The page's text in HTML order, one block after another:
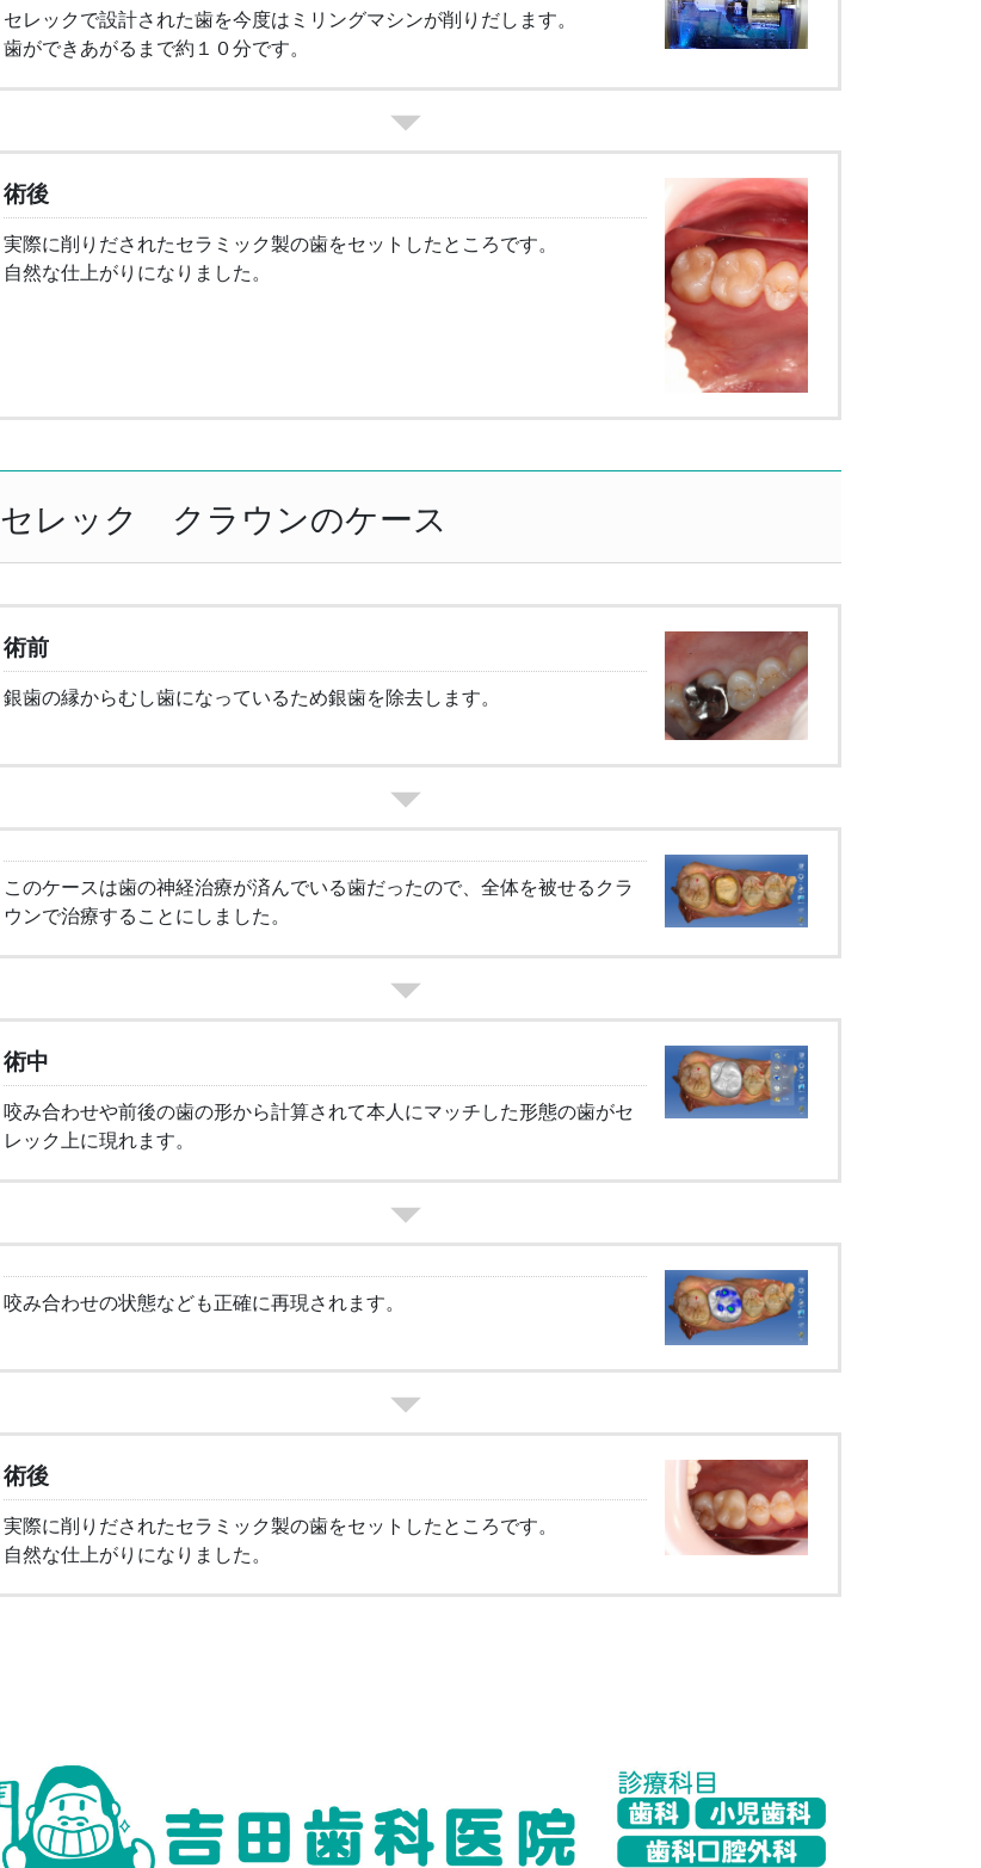
セレックで設計された歯を今度はミリングマシンが削りだします。
歯ができあがるまで約１０分です。
術後
実際に削りだされたセラミック製の歯をセットしたところです。
自然な仕上がりになりました。
セレック クラウンのケース
術前
銀歯の縁からむし歯になっているため銀歯を除去します。
このケースは歯の神経治療が済んでいる歯だったので、全体を被せるクラ
ウンで治療することにしました。
術中
咬み合わせや前後の歯の形から計算されて本人にマッチした形態の歯がセ
レック上に現れます。
咬み合わせの状態なども正確に再現されます。
術後
実際に削りだされたセラミック製の歯をセットしたところです。
自然な仕上がりになりました。